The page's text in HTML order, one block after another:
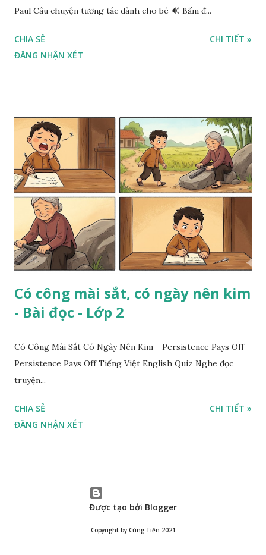
Paul Câu chuyện tương tác dành cho bé 🔊 Bấm đ...
CHIA SẺ
ĐĂNG NHẬN XÉT
CHI TIẾT »
Có công mài sắt, có ngày nên kim
- Bài đọc - Lớp 2
Có Công Mài Sắt Có Ngày Nên Kim - Persistence Pays Off
Persistence Pays Off Tiếng Việt English Quiz Nghe đọc
truyện...
CHIA SẺ
ĐĂNG NHẬN XÉT
CHI TIẾT »
Được tạo bởi Blogger
Copyright by Cùng Tiến 2021